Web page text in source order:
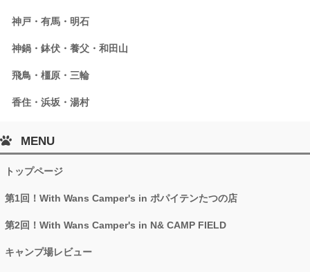
神戸・有馬・明石
神鍋・鉢伏・養父・和田山
飛鳥・橿原・三輪
香住・浜坂・湯村
MENU
トップページ
第1回！With Wans Camper's in ポパイテンたつの店
第2回！With Wans Camper's in N& CAMP FIELD
キャンプ場レビュー